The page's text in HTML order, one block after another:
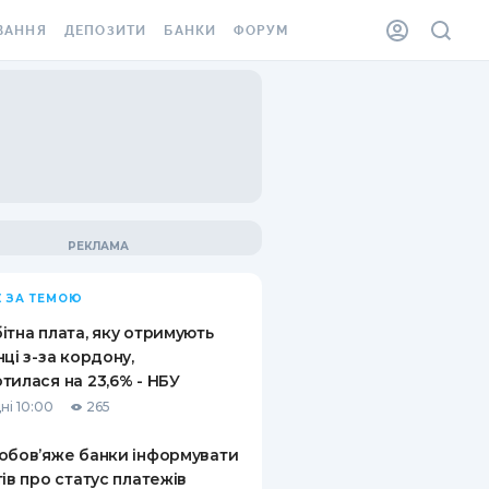
ВІНЬЄТКА
ВІД
ВИПАДКІВ
ДЕПОЗИТИ
ПИТАННЯ ТА ВІДПОВІДІ
ПУТІВНИКИ ПО
ЗАОЩАДЖЕННЯМ
БАНКИ ФОРУМ
ЗА ТЕМОЮ
плата, яку отримують
з-за кордону,
на 23,6% - НБУ
10:00 265
банки інформувати
про статус платежів